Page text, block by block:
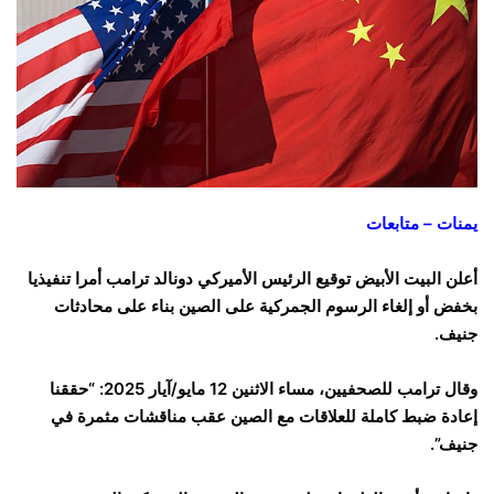
يمنات – متابعات
أعلن البيت الأبيض توقيع الرئيس الأميركي دونالد ترامب أمرا تنفيذيا
بخفض أو إلغاء الرسوم الجمركية على الصين بناء على محادثات
جنيف.
وقال ترامب للصحفيين، مساء الاثنين 12 مايو/آيار 2025: “حققنا
إعادة ضبط كاملة للعلاقات مع الصين عقب مناقشات مثمرة في
جنيف”.